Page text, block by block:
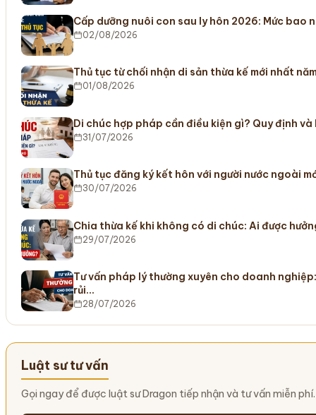
Cấp dưỡng nuôi con sau ly hôn 2026: Mức bao
02/08/2026
Thủ tục từ chối nhận di sản thừa kế mới nhất
01/08/2026
Di chúc hợp pháp cần điều kiện gì? Quy định và
31/07/2026
Thủ tục đăng ký kết hôn với người nước ngoài
30/07/2026
Chia thừa kế khi không có di chúc: Ai được
29/07/2026
Tư vấn pháp lý thường xuyên cho doanh
rủi…
28/07/2026
Luật sư tư vấn
Gọi ngay để được luật sư Dragon tiếp nhận và tư vấn miễn phí.